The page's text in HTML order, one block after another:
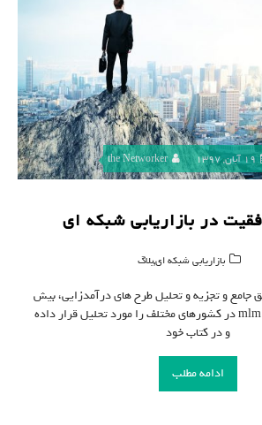
19 آبان, 1397 the Networker
در بازاریابی شبکه ای
بازاریابی شبکه ای,بلاگ
جامع و تجزیه و تحلیل طرح های درآمدزایی، بیش
از ۴۰۰ شرکت مختلف mlm در کشورهای مختلف را مورد تحلیل قرار داده
و در کتاب خود
ادامه مطلب